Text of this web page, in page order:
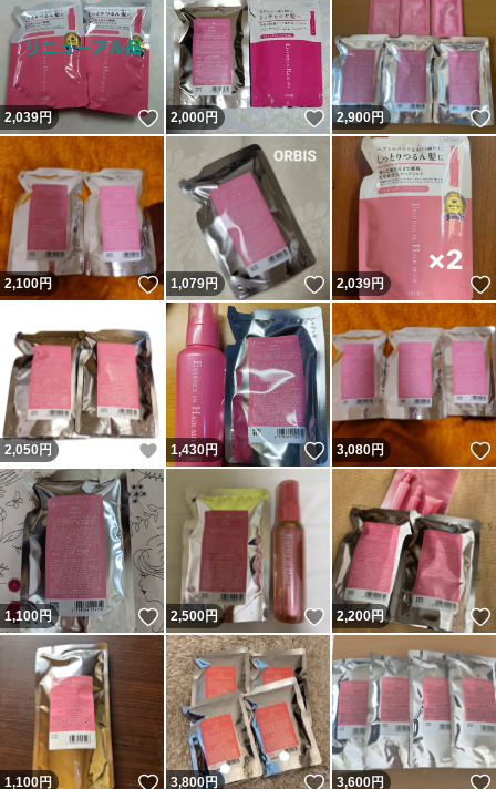
2,039円 いいね！
2,000円 いいね！
2,900円
2,100円 いいね！
1,079円 いいね！
2,039円
2,050 円 いいね！
1,430円 いいね！
3,080円
1,100円 いいね！
2,500円 いいね！
2,200円
1,100円 いいね！
3,800円 いいね！
3,600円